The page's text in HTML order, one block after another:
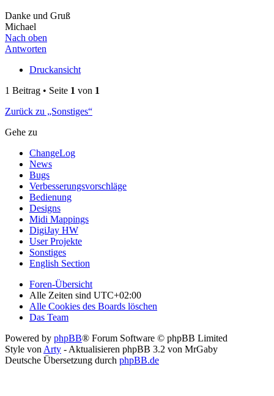
Danke und Gruß
Michael
Nach oben
Antworten
Druckansicht
1 Beitrag • Seite 1 von 1
Zurück zu „Sonstiges“
Gehe zu
ChangeLog
News
Bugs
Verbesserungsvorschläge
Bedienung
Designs
Midi Mappings
DigiJay HW
User Projekte
Sonstiges
English Section
Foren-Übersicht
Alle Zeiten sind UTC+02:00
Alle Cookies des Boards löschen
Das Team
Powered by phpBB® Forum Software © phpBB Limited
Style vonArty - Aktualisieren phpBB 3.2 von MrGaby
Deutsche Übersetzung durch phpBB.de